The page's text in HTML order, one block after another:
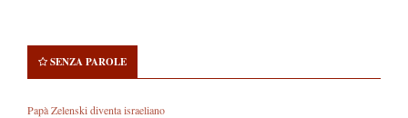
SENZA PAROLE
Papà Zelenski diventa israeliano